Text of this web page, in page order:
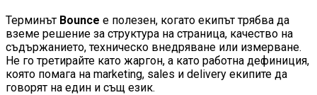
Терминът Bounce е полезен, когато екипът трябва да
вземе решение за структура на страница, качество на
съдържанието, техническо внедряване или измерване.
Не го третирайте като жаргон, а като работна дефиниция,
която помага на marketing, sales и delivery екипите да
говорят на един и същ език.